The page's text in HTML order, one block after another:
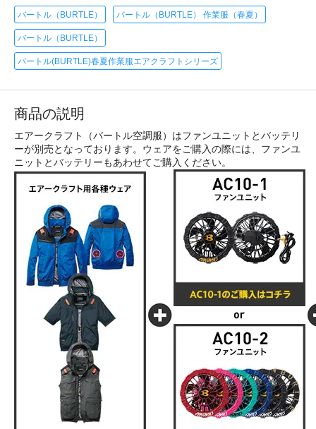
バートル（BURTLE） バートル（BURTLE） 作業服（春夏）
バートル（BURTLE）
バートル(BURTLE)春夏作業服エアクラフトシリーズ
商品の説明
エアークラフト（バートル空調服）はファンユニットとバッテリ
ーが別売となっております。ウェアをご購入の際には、ファンユ
ニットとバッテリーもあわせてご購入ください。